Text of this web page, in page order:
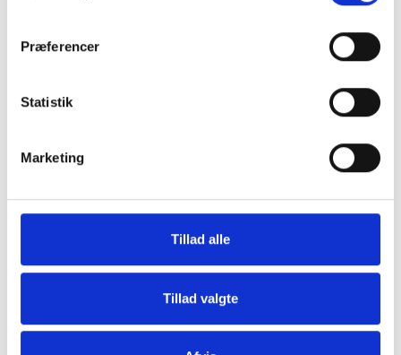
Præferencer
Statistik
Marketing
Tillad alle
Tillad valgte
Derfor skal du vælge en ny KABE
campingvogn
Bygget til skandinavisk klima med unikt
isoleringssystem